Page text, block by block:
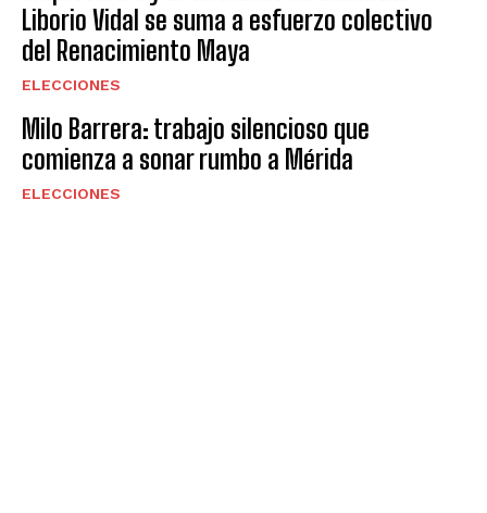
Liborio Vidal se suma a esfuerzo colectivo
del Renacimiento Maya
ELECCIONES
Milo Barrera: trabajo silencioso que
comienza a sonar rumbo a Mérida
ELECCIONES